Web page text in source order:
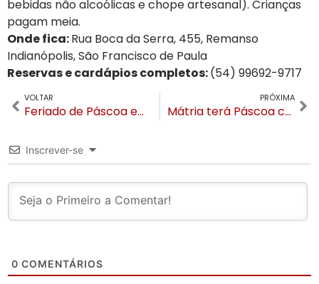
bebidas não alcoólicas e chope artesanal). Crianças
pagam meia.
Onde fica:Rua Boca da Serra, 455, Remanso
Indianópolis, São Francisco de Paula
Reservas e cardápios completos:(54) 99692-9717
VOLTAR
Feriado de Páscoa em Gramado terá Procissão dos Passos, Corrida do Coelho, Paradinha e muitas atrações
PRÓXIMA
Mátria terá Páscoa com almoços especiais e caça aos ovos nos jardins
Inscrever-se
0 COMENTÁRIOS